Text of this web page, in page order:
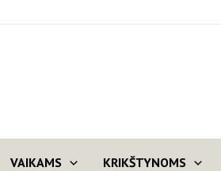
VAIKAMS KRIKŠTYNOMS